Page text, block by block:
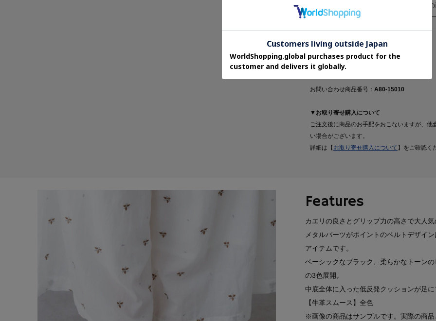
こ
返品について
お問い合わせ商品番号： A80-15010
▼お取り寄せ購入について
ご注文後に商品のお手配をおこないますが、
い場合がございます。
詳細は【 お取り寄せ購入について 】をご確認く
Features
カエリの良さとグリップ力の高さで大人
メタルパーツがポイントのベルトデザイ
アイテムです。
ベーシックなブラック、柔らかなトーン
の3色展開。
中底全体に入った低反発クッションが足
【牛革スムース】全色
※画像の商品はサンプルです。実際の商